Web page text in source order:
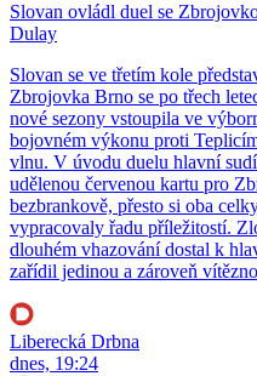
Slovan ovládl duel se
Dulay
Slovan se ve třetím kole
Zbrojovka Brno se po třech
nové sezony vstoupila ve
bojovném výkonu proti
vlnu. V úvodu duelu hlavní
udělenou červenou kartu pro
bezbrankově, přesto si oba
vypracovaly řadu příležitostí.
dlouhém vhazování dostal k
zařídil jedinou a zároveň
Liberecká Drbna
dnes, 19:24